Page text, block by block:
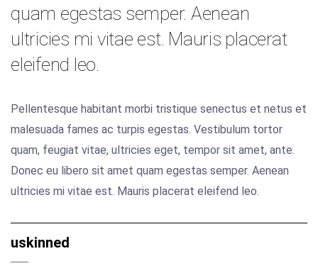
quam egestas semper. Aenean
ultricies mi vitae est. Mauris placerat
eleifend leo.
Pellentesque habitant morbi tristique senectus et netus et
malesuada fames ac turpis egestas. Vestibulum tortor
quam, feugiat vitae, ultricies eget, tempor sit amet, ante.
Donec eu libero sit amet quam egestas semper. Aenean
ultricies mi vitae est. Mauris placerat eleifend leo.
uskinned